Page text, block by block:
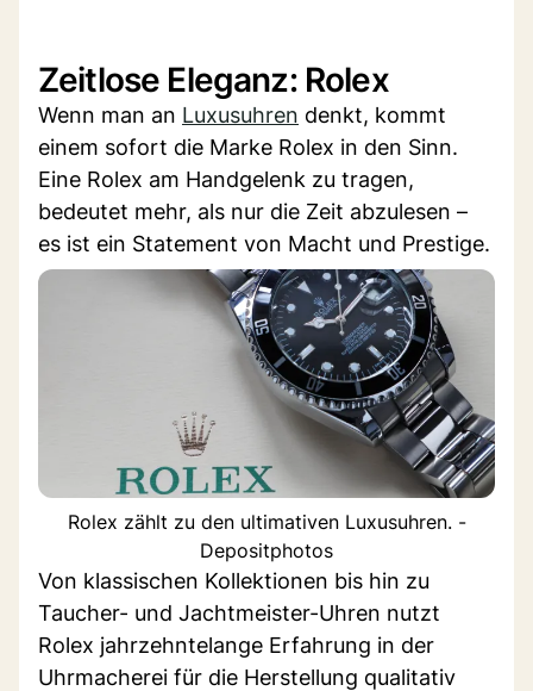
Zeitlose Eleganz: Rolex
Wenn man an Luxusuhren denkt, kommt
einem sofort die Marke Rolex in den Sinn.
Eine Rolex am Handgelenk zu tragen,
bedeutet mehr, als nur die Zeit abzulesen –
es ist ein Statement von Macht und Prestige.
Rolex zählt zu den ultimativen Luxusuhren. -
Depositphotos
Von klassischen Kollektionen bis hin zu
Taucher- und Jachtmeister-Uhren nutzt
Rolex jahrzehntelange Erfahrung in der
Uhrmacherei für die Herstellung qualitativ